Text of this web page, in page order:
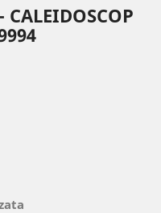
CALEIDOSCOP